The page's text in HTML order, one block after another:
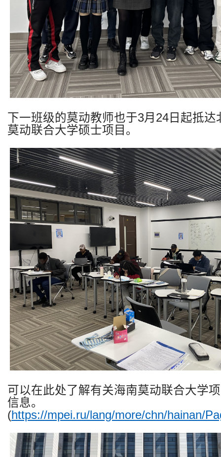
下一班级的莫动教师也于3月 24 日起抵
莫动联合大学硕士项目。
可以在此处了解有关海南莫动联合大学
信息。
(https://mpei.ru/lang/more/chn/hainan/